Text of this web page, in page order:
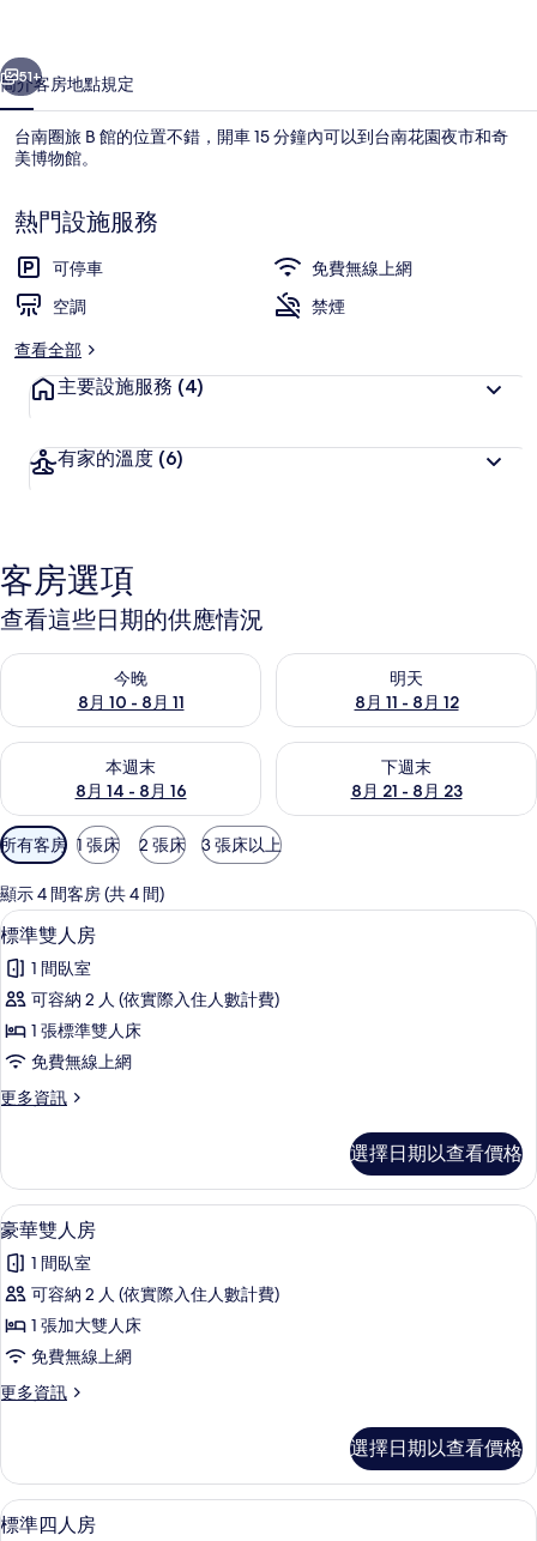
相
片
集
個 下一個
51+
簡介客房地點規定
台南圈旅 B 館的位置不錯，開車 15 分鐘內可以到台南花園夜市和奇
美博物館。
熱門設施服務
可停車
免費無線上網
空調
禁煙
查看全部
主要設施服務 (4)
有家的溫度 (6)
客房選項
查看這些日期的供應情況
今晚
8月 10 - 8月 11
查看今晚 (8月 10 - 8月 11) 的供應情況
明天
8月 11 - 8月 12
查看明天 (8月 11 - 8月 12) 的供
本週末
8月 14 - 8月 16
查看本週末 (8月 14 - 8月 16) 的供應情況
下週末
8月 21 - 8月 23
查看下週末 (8月 21 - 8月 23)
可
用
的
客
房
篩
選
條
所有客房 1 張床 2 張床 3 張床以上
顯示 4 間客房 (共 4 間)
顯
示
標
準
雙
房
所
有
相
片
標準雙人房 | 書桌、遮光布/窗簾、免
4
標準雙人房
1 間臥室
可容納 2 人 (依實際入住人數計費)
1 張標準雙人床
免費無線上網
更多資訊
更
雙
人
房
詳
情
選擇日期以查看價格
顯
示
豪
華
雙
房
所
有
相
豪華雙人房 | 書桌、遮光布/窗簾、免
4
豪華雙人房
1 間臥室
可容納 2 人 (依實際入住人數計費)
1 張加大雙人床
免費無線上網
更多資訊
更
雙
人
房
選擇日期以查看價格
顯
標準四人房 | 書桌、遮光布/窗簾、免
4
標準四人房